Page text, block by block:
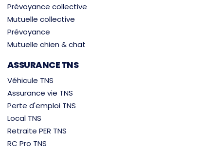
Prévoyance collective
Mutuelle collective
Prévoyance
Mutuelle chien & chat
ASSURANCE TNS
Véhicule TNS
Assurance vie TNS
Perte d'emploi TNS
Local TNS
Retraite PER TNS
RC Pro TNS